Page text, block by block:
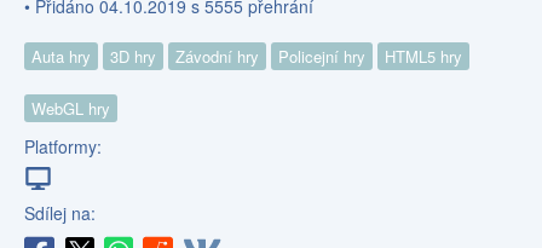
• Přidáno 04.10.2019 s 5555 přehrání
Auta hry 3D hry Závodní hry Policejní hry HTML5 hry
WebGL hry
Platformy:
Sdílej na: